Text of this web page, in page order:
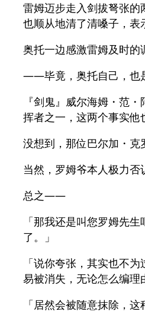
雷姆迈步走入剑拔弩张
也顺从地清了清嗓子，表
奥托一边感激雷姆及时的
——毕竟，奥托自己，也
『剑鬼』威尔海姆・范
挥者之一，这两个事实他
没想到，那位巴尔加・克
当然，罗姆爷本人极力否
总之——
「那我还是叫您罗姆先
了。」
「说你夸张，其实也不
易被消失，无论怎么编理
「居然会被随意抹除，这